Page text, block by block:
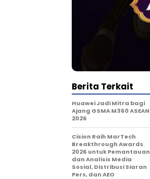
Berita Terkait
Huawei Jadi Mitra bagi
Ajang GSMA M360 ASEAN
2026
Cision Raih MarTech
Breakthrough Awards
2026 untuk Pemantauan
dan Analisis Media
Sosial, Distribusi Siaran
Pers, dan AEO